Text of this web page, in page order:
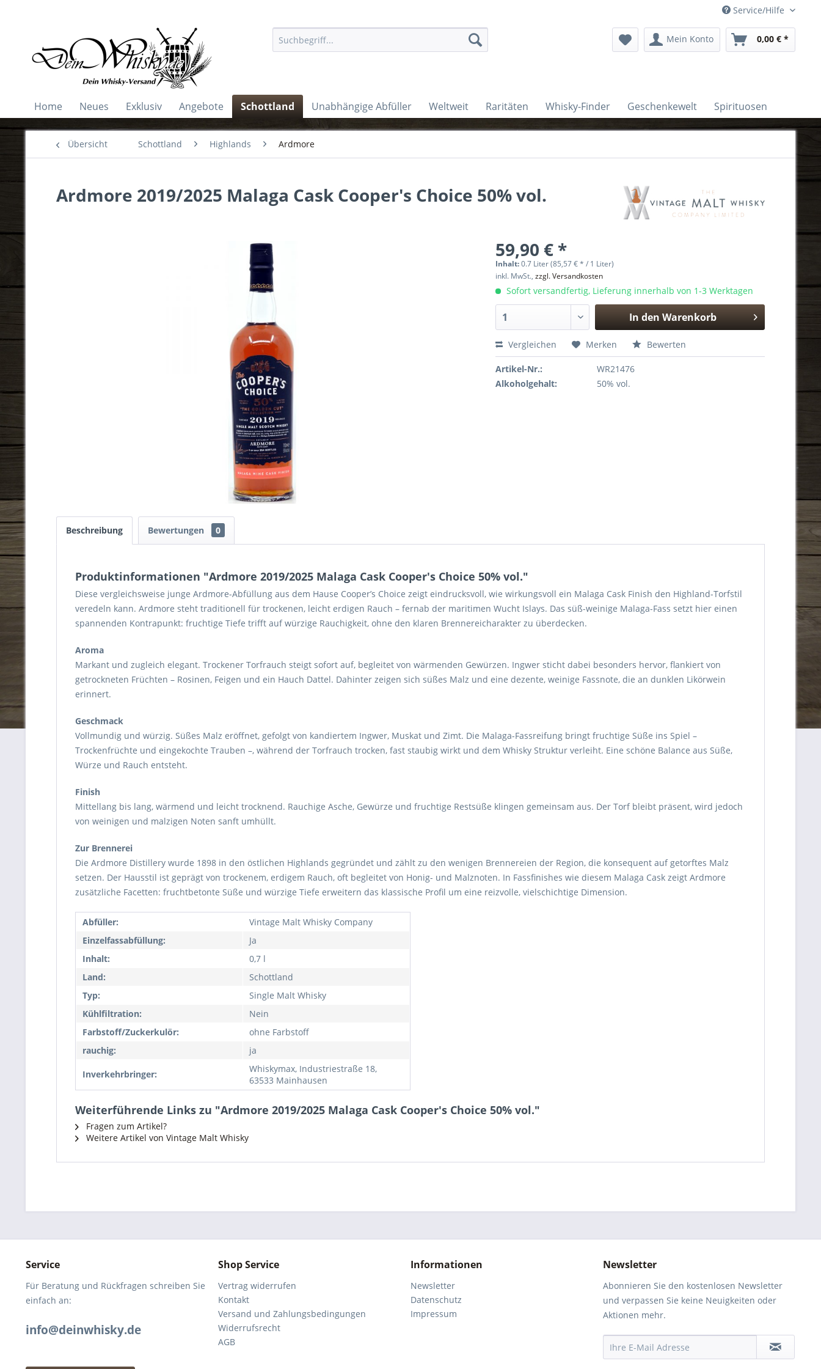
Service/Hilfe
Mein Konto 0,00 € *
Home Neues Exklusiv Angebote Schottland Unabhängige Abfüller Weltweit Raritäten Whisky-Finder Geschenkewelt Spirituosen
Übersicht Schottland Highlands Ardmore
Ardmore 2019/2025 Malaga Cask Cooper's Choice 50% vol.
59,90 € *
Inhalt:0.7 Liter (85,57 € * / 1 Liter)
inkl. MwSt.,zzgl. Versandkosten
Sofort versandfertig, Lieferung innerhalb von 1-3 Werktagen
In den Warenkorb
Hinzugefügt
Vergleichen Merken Bewerten
Artikel-Nr.:
WR21476
Alkoholgehalt:
50% vol.
Beschreibung Bewertungen 0
Produktinformationen "Ardmore 2019/2025 Malaga Cask Cooper's Choice 50% vol."
Diese vergleichsweise junge Ardmore-Abfüllung aus dem Hause Cooper’s Choice zeigt eindrucksvoll, wie wirkungsvoll ein Malaga Cask Finish den Highland-Torfstil
veredeln kann. Ardmore steht traditionell für trockenen, leicht erdigen Rauch – fernab der maritimen Wucht Islays. Das süß-weinige Malaga-Fass setzt hier einen
spannenden Kontrapunkt: fruchtige Tiefe trifft auf würzige Rauchigkeit, ohne den klaren Brennereicharakter zu überdecken.
Aroma
Markant und zugleich elegant. Trockener Torfrauch steigt sofort auf, begleitet von wärmenden Gewürzen. Ingwer sticht dabei besonders hervor, flankiert von
getrockneten Früchten – Rosinen, Feigen und ein Hauch Dattel. Dahinter zeigen sich süßes Malz und eine dezente, weinige Fassnote, die an dunklen Likörwein
erinnert.
Geschmack
Vollmundig und würzig. Süßes Malz eröffnet, gefolgt von kandiertem Ingwer, Muskat und Zimt. Die Malaga-Fassreifung bringt fruchtige Süße ins Spiel –
Trockenfrüchte und eingekochte Trauben –, während der Torfrauch trocken, fast staubig wirkt und dem Whisky Struktur verleiht. Eine schöne Balance aus Süße,
Würze und Rauch entsteht.
Finish
Mittellang bis lang, wärmend und leicht trocknend. Rauchige Asche, Gewürze und fruchtige Rest­süße klingen gemeinsam aus. Der Torf bleibt präsent, wird jedoch
von weinigen und malzigen Noten sanft umhüllt.
Zur Brennerei
Die Ardmore Distillery wurde 1898 in den östlichen Highlands gegründet und zählt zu den wenigen Brennereien der Region, die konsequent auf getorftes Malz
setzen. Der Hausstil ist geprägt von trockenem, erdigem Rauch, oft begleitet von Honig- und Malznoten. In Fassfinishes wie diesem Malaga Cask zeigt Ardmore
zusätzliche Facetten: fruchtbetonte Süße und würzige Tiefe erweitern das klassische Profil um eine reizvolle, vielschichtige Dimension.
Abfüller:
Vintage Malt Whisky Company
Einzelfassabfüllung:
Ja
Inhalt:
0,7 l
Land:
Schottland
Typ:
Single Malt Whisky
Kühlfiltration:
Nein
Farbstoff/Zuckerkulör:
ohne Farbstoff
rauchig:
ja
Inverkehrbringer:
Whiskymax, Industriestraße 18,
63533 Mainhausen
Weiterführende Links zu "Ardmore 2019/2025 Malaga Cask Cooper's Choice 50% vol."
Fragen zum Artikel?
Weitere Artikel von Vintage Malt Whisky
Service
Für Beratung und Rückfragen schreiben Sie
einfach an:
info@deinwhisky.de
Shop Service
Vertrag widerrufen
Kontakt
Versand und Zahlungsbedingungen
Widerrufsrecht
AGB
Informationen
Newsletter
Datenschutz
Impressum
Newsletter
Abonnieren Sie den kostenlosen Newsletter
und verpassen Sie keine Neuigkeiten oder
Aktionen mehr.